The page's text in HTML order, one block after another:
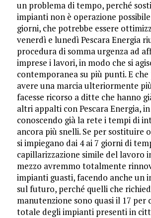
un problema di tempo, perché
impianti non è operazione
giorni, che potrebbe essere
venerdì e lunedì Pescara Energia
procedura di somma urgenza ad
imprese i lavori, in modo che si
contemporanea su più punti. E
avere una marcia ulteriormente
facesse ricorso a ditte che hanno
altri appalti con Pescara Energia,
conoscendo già la rete i tempi di
ancora più snelli. Se per sostituire
si impiegano dai 4 ai 7 giorni di
capillarizzazione simile del lavoro
mezzo avremmo totalmente
impianti guasti, facendo anche un
sul futuro, perché quelli che
manutenzione sono quasi il 17 per
totale degli impianti presenti in